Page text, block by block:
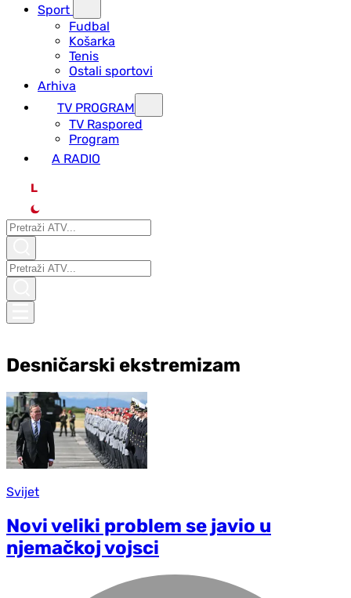
Sport
Fudbal
Košarka
Tenis
Ostali sportovi
Arhiva
TV PROGRAM
ТV Raspored
Program
A RADIO
L
Desničarski ekstremizam
Svijet
Novi veliki problem se javio u
njemačkoj vojsci